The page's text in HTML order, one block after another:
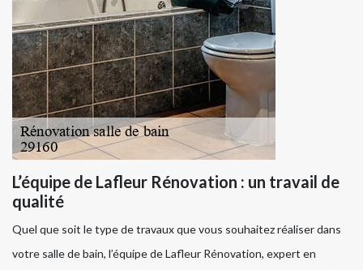
L’équipe de Lafleur Rénovation : un travail de
qualité
Quel que soit le type de travaux que vous souhaitez réaliser dans
votre salle de bain, l’équipe de Lafleur Rénovation, expert en